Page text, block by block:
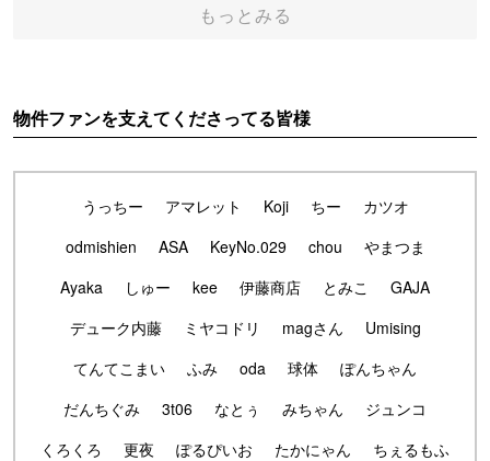
もっとみる
物件ファンを支えてくださってる皆様
うっちー アマレット Koji ちー
カツオ
odmishien
ASA KeyNo.029 chou
やまつま
Ayaka
しゅー kee 伊藤商店 とみこ
GAJA
デューク内藤
ミヤコドリ magさん
Umising
てんてこまい
ふみ oda 球体
ぽんちゃん
だんちぐみ
3t06 なとぅ みちゃん
ジュンコ
くろくろ
更夜 ぽるぴいお たかにゃん
ちぇるもふ